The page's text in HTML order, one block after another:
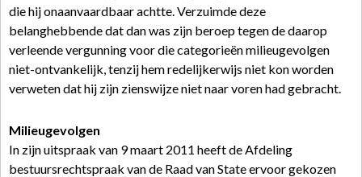
die hij onaanvaardbaar achtte. Verzuimde deze
belanghebbende dat dan was zijn beroep tegen de daarop
verleende vergunning voor die categorieën milieugevolgen
niet-ontvankelijk, tenzij hem redelijkerwijs niet kon worden
verweten dat hij zijn zienswijze niet naar voren had gebracht.
Milieugevolgen
In zijn uitspraak van 9 maart 2011 heeft de Afdeling
bestuursrechtspraak van de Raad van State ervoor gekozen